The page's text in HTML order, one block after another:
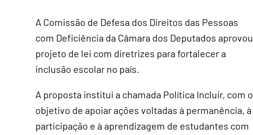
A Comissão de Defesa dos Direitos das Pessoas
com Deficiência da Câmara dos Deputados aprovou
projeto de lei com diretrizes para fortalecer a
inclusão escolar no país.
A proposta institui a chamada Política Incluir, com o
objetivo de apoiar ações voltadas à permanência, à
participação e à aprendizagem de estudantes com